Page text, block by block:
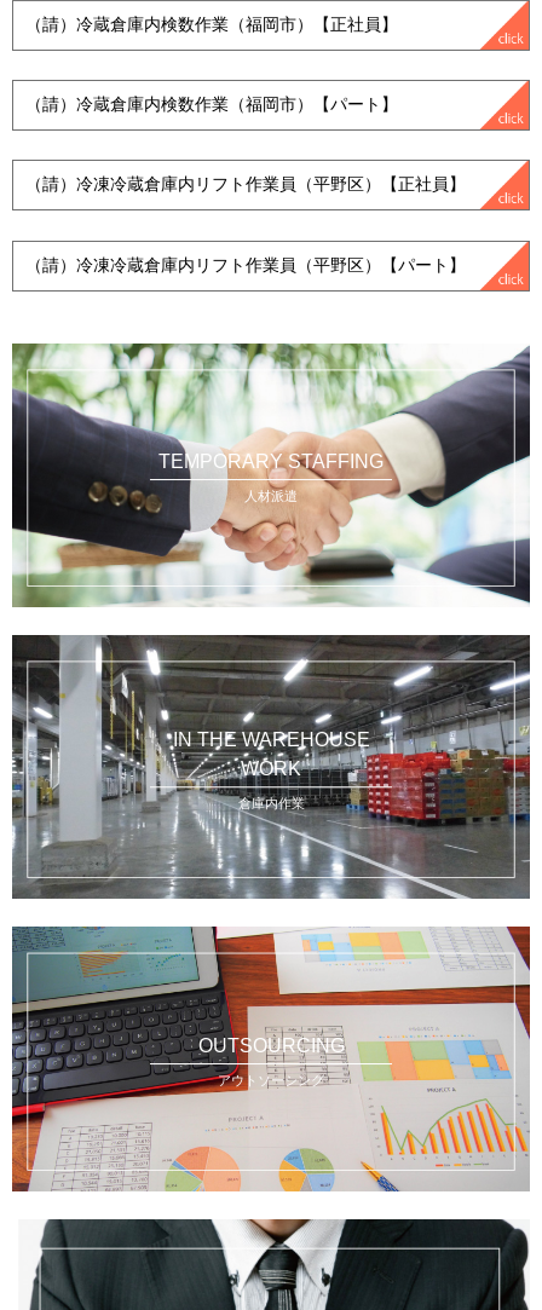
（請）冷蔵倉庫内検数作業（福岡市）【正社員】
（請）冷蔵倉庫内検数作業（福岡市）【パート】
（請）冷凍冷蔵倉庫内リフト作業員（平野区）【正社員】
（請）冷凍冷蔵倉庫内リフト作業員（平野区）【パート】
TEMPORARY STAFFING
人材派遣
IN THE WAREHOUSE
WORK
倉庫内作業
OUTSOURCING
アウトソーシング